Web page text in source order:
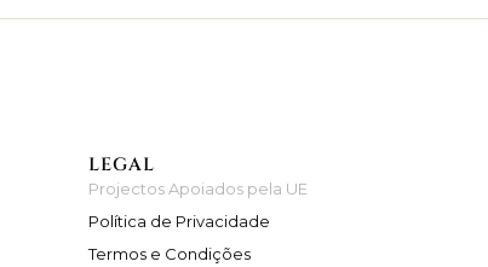
LEGAL
Projectos Apoiados pela UE
Política de Privacidade
Termos e Condições